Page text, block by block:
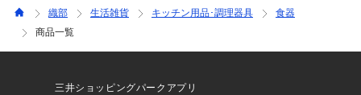
織部 生活雑貨 キッチン用品･調理器具
食器
商品一覧
三井ショッピングパークアプリ